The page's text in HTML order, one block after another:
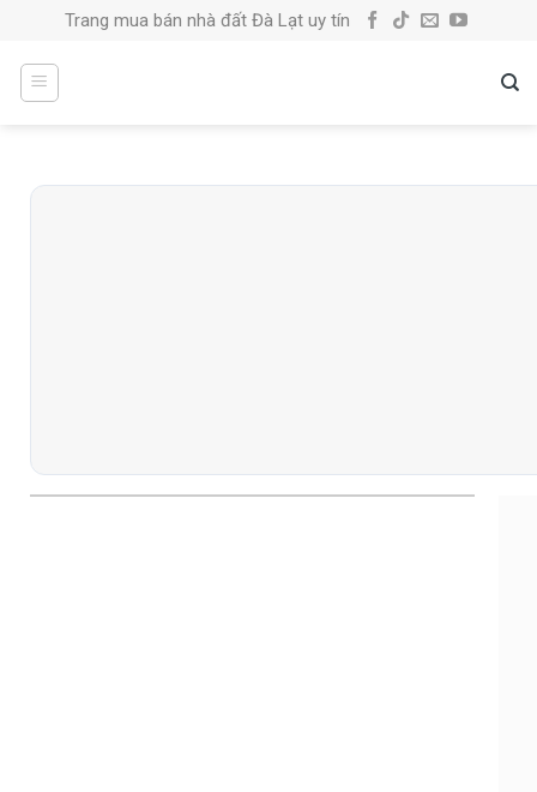
content
Trang mua bán nhà đất Đà Lạt uy tín